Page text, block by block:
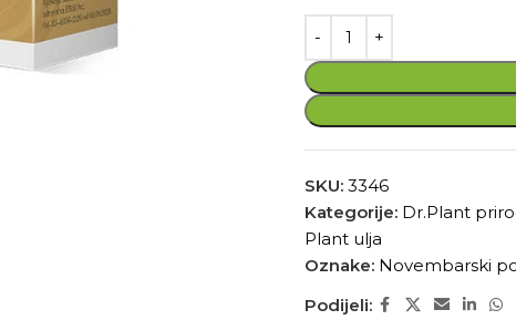
SKU: 3346
Kategorije: Dr.Plant
Plant ulja
Oznake: Novembarski
Podijeli: